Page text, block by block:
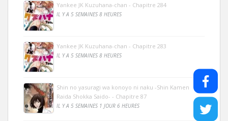
Yankee JK Kuzuhana-chan - Chapitre 284
IL Y A 5 SEMAINES 8 HEURES
Yankee JK Kuzuhana-chan - Chapitre 283
IL Y A 5 SEMAINES 8 HEURES
Shin no yasuragi wa konoyo ni naku -Shin Kamen
Raida Shokka Saido- - Chapitre 87
IL Y A 5 SEMAINES 1 JOUR 6 HEURES